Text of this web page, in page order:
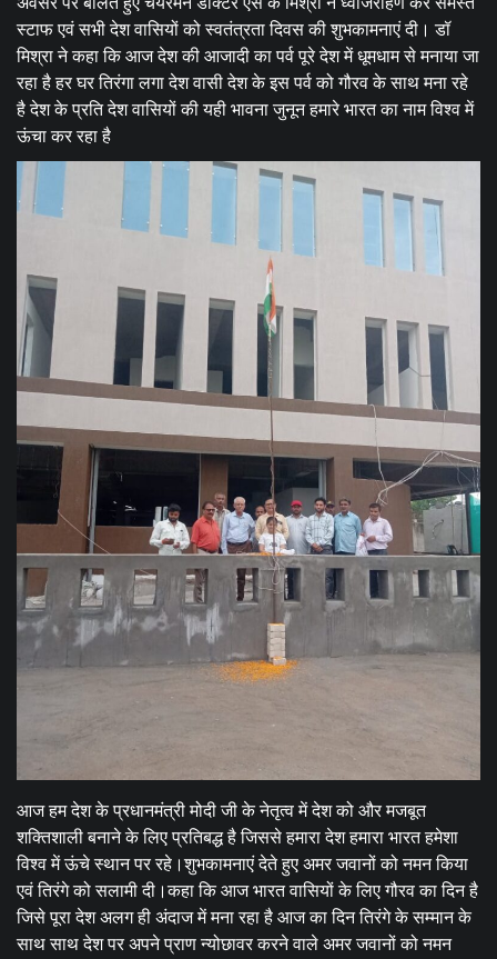
स्टाफ एवं सभी देश वासियों को स्वतंत्रता दिवस की शुभकामनाएं दी। डॉ
मिश्रा ने कहा कि आज देश की आजादी का पर्व पूरे देश में धूमधाम से मनाया जा
रहा है हर घर तिरंगा लगा देश वासी देश के इस पर्व को गौरव के साथ मना रहे
है देश के प्रति देश वासियों की यही भावना जुनून हमारे भारत का नाम विश्व में
ऊंचा कर रहा है
आज हम देश के प्रधानमंत्री मोदी जी के नेतृत्व में देश को और मजबूत
शक्तिशाली बनाने के लिए प्रतिबद्ध है जिससे हमारा देश हमारा भारत हमेशा
विश्व में ऊंचे स्थान पर रहे।शुभकामनाएं देते हुए अमर जवानों को नमन किया
एवं तिरंगे को सलामी दी।कहा कि आज भारत वासियों के लिए गौरव का दिन है
जिसे पूरा देश अलग ही अंदाज में मना रहा है आज का दिन तिरंगे के सम्मान के
साथ साथ देश पर अपने प्राण न्योछावर करने वाले अमर जवानों को नमन